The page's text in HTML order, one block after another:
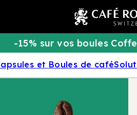
-15% sur vos boules
et Boules de café